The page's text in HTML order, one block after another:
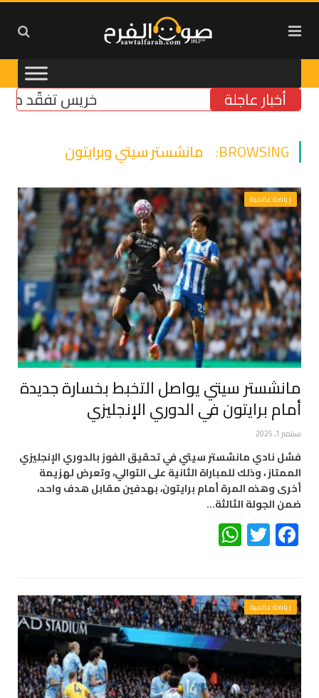
أخبار عاجلة خريس تفقّد مركز
BROWSING: مانشستر سيتي وبرايتون
رياضة عالمية
مانشستر سيتي يواصل التخبط بخسارة جديدة
أمام برايتون في الدوري الإنجليزي
سبتمبر 1, 2025
فشل نادي مانشستر سيتي في تحقيق الفوز بالدوري الإنجليزي
الممتاز ، وذلك للمباراة الثانية على التوالي، وتعرض لهزيمة
أخرى وهذه المرة أمام برايتون، بهدفين مقابل هدف واحد،
ضمن الجولة الثالثة…
Facebook
Twitter
رياضة عالمية